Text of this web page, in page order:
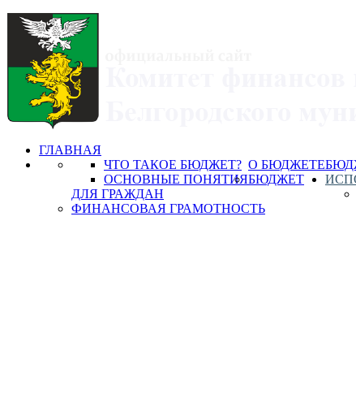
ГЛАВНАЯ
О БЮДЖЕТЕ
ЧТО ТАКОЕ БЮДЖЕТ?
ОСНОВНЫЕ ПОНЯТИЯБЮДЖЕТ
ДЛЯ ГРАЖДАН
ФИНАНСОВАЯ ГРАМОТНОСТЬ